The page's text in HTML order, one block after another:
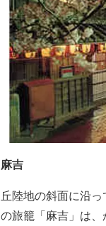
麻吉
丘陸地の斜面に沿
の旅籠「麻吉」は